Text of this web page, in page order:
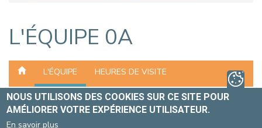
L'ÉQUIPE 0A
L'ÉQUIPE HEURES DE VISITE
COORDONNÉES DE L'ÉQUIPE
NOUS UTILISONS DES COOKIES SUR CE SITE POUR
AMÉLIORER VOTRE EXPÉRIENCE UTILISATEUR.
En savoir plus